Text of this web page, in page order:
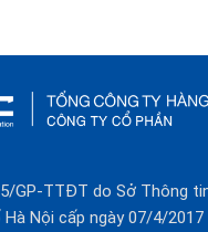
GP-TTĐT do Sở Thông
Nội cấp ngày 07/4/2017